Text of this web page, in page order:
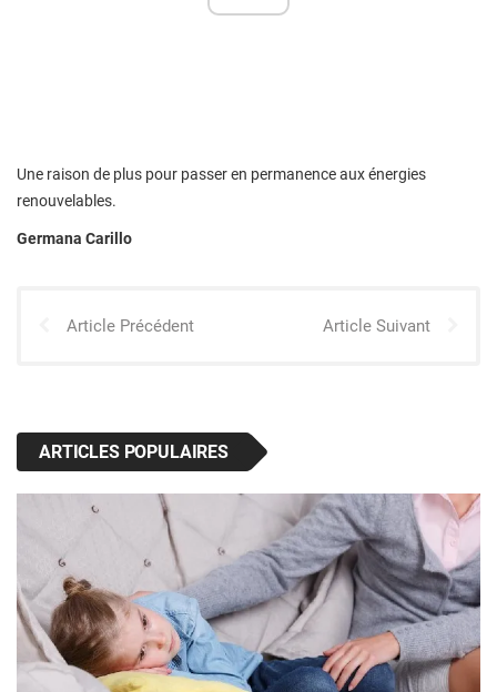
Une raison de plus pour passer en permanence aux énergies
renouvelables.
Germana Carillo
Article Précédent Article Suivant
ARTICLES POPULAIRES